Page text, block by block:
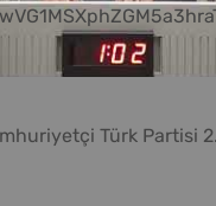
Türk Partisi